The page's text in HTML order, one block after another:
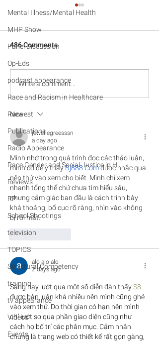
Mental Illness/Mental Health
MHP Show
Panel Discussion
Op-Eds
podcast appearance
Race and Racism in Healthcare
Race
Publications
Radio Appearance
Race Gender and Social Justice in H
Reviews
RP
School Shootings
television
TOPICS
Structural Competency
training
tv appearance
Videos
Events
Speaker's Reel
486 Comments
Write a comment...
Newest
jewellegreesssn
a day ago
Mình nhớ trong quá trình đọc các thảo luận,
mình có để ý thấy Bj888 Com được nhắc qua
nên thử vào xem cho biết. Mình chỉ xem
nhanh tổng thể chứ chưa tìm hiểu sâu,
nhưng cảm giác ban đầu là cách trình bày
khá thoáng, bố cục rõ ràng, nhìn vào không
bị rối mắt.
Like
alo alo alo
2 days ago
Sáng nay lướt qua một số diễn đàn thấy S8
được bàn luận khá nhiều nên mình cũng ghé
vào xem thử. Do thời gian có hạn nên mình
chỉ lướt sơ qua phần giao diện cũng như
cách họ bố trí các phân mục. Cảm nhận
chung là trang web có thiết kế rất gọn gàng,